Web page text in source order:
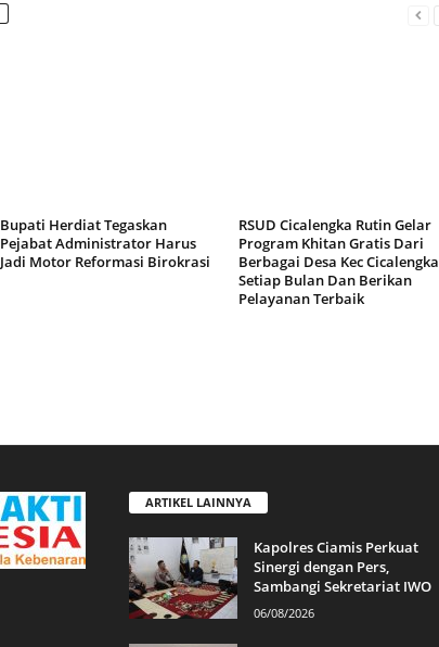
Bupati Herdiat Tegaskan
Pejabat Administrator Harus
Jadi Motor Reformasi Birokrasi
RSUD Cicalengka Rutin Gelar
Program Khitan Gratis Dari
Berbagai Desa Kec Cicalengka
Setiap Bulan Dan Berikan
Pelayanan Terbaik
ARTIKEL LAINNYA
Kapolres Ciamis Perkuat
Sinergi dengan Pers,
Sambangi Sekretariat IWO
06/08/2026